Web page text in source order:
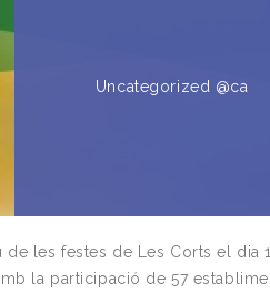
Uncategorized @ca
les festes de Les Corts el dia
la participació de 57